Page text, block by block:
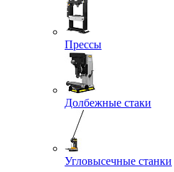
Прессы
Долбежные стаки
Угловысечные станки